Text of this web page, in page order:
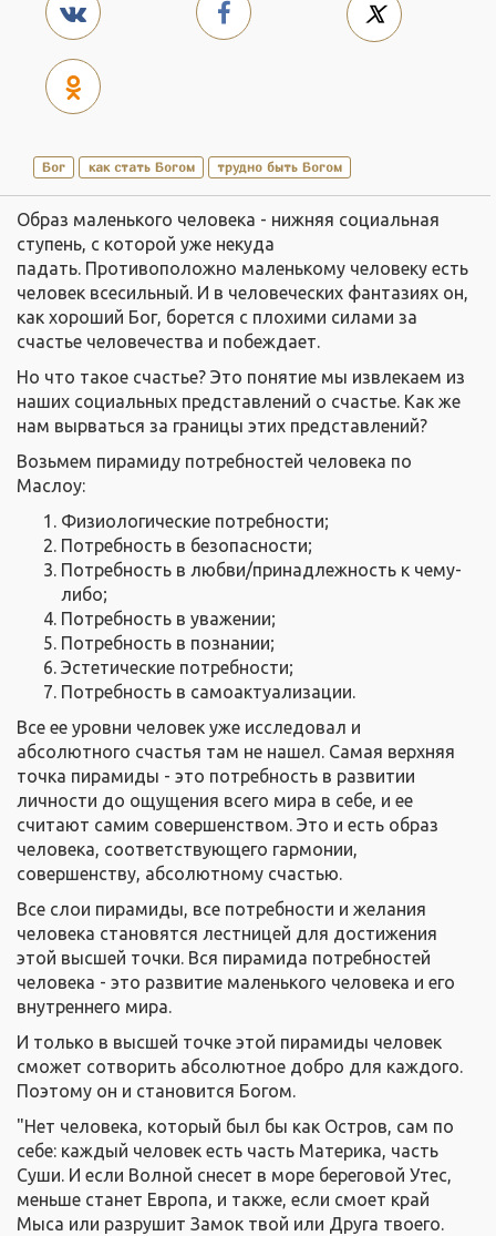
Бог как стать Богом трудно быть Богом
Образ маленького человека - нижняя социальная
ступень, с которой уже некуда
падать. Противоположно маленькому человеку есть
человек всесильный. И в человеческих фантазиях он,
как хороший Бог, борется с плохими силами за
счастье человечества и побеждает.
Но что такое счастье? Это понятие мы извлекаем из
наших социальных представлений о счастье. Как же
нам вырваться за границы этих представлений?
Возьмем пирамиду потребностей человека по
Маслоу:
Физиологические потребности;
Потребность в безопасности;
Потребность в любви/принадлежность к чему-
либо;
Потребность в уважении;
Потребность в познании;
Эстетические потребности;
Потребность в самоактуализации.
Все ее уровни человек уже исследовал и
абсолютного счастья там не нашел. Самая верхняя
точка пирамиды - это потребность в развитии
личности до ощущения всего мира в себе, и ее
считают самим совершенством. Это и есть образ
человека, соответствующего гармонии,
совершенству, абсолютному счастью.
Все слои пирамиды, все потребности и желания
человека становятся лестницей для достижения
этой высшей точки. Вся пирамида потребностей
человека - это развитие маленького человека и его
внутреннего мира.
И только в высшей точке этой пирамиды человек
сможет сотворить абсолютное добро для каждого.
Поэтому он и становится Богом.
"Нет человека, который был бы как Остров, сам по
себе: каждый человек есть часть Материка, часть
Суши. И если Волной снесет в море береговой Утес,
меньше станет Европа, и также, если смоет край
Мыса или разрушит Замок твой или Друга твоего.